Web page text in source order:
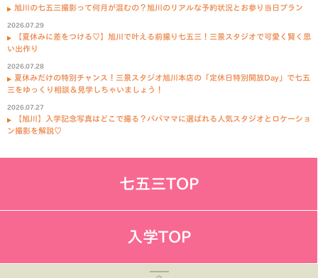
旭川の七五三撮影って何月が混むの？旭川のリアルな予約状況とお参り当日プラン
2026.07.29
【夏休みに差をつける♡】旭川で叶える前撮り七五三！三景スタジオで可愛く賢く思
い出作り
2026.07.28
夏休みだけの特別チャンス！三景スタジオ旭川本店の「定休日特別開放Day」で七五
三をゆっくり相談＆見学しちゃいましょう！
2026.07.27
【旭川】入学記念写真はどこで撮る？パパママに選ばれる人気スタジオとロケーショ
ン撮影を解説♡
七五三TOP
入学TOP